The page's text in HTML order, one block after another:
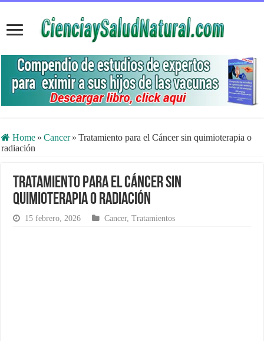
Home » Cancer » Tratamiento para el Cáncer sin quimioterapia o
radiación
Tratamiento para el Cáncer sin
quimioterapia o radiación
15 febrero, 2026 Cancer,Tratamientos